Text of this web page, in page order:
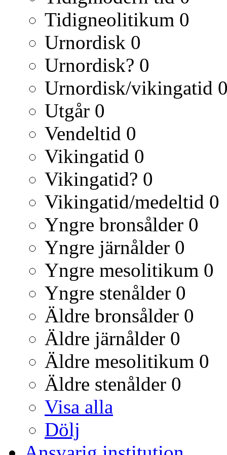
Tidigneolitikum 0
Urnordisk 0
Urnordisk? 0
Urnordisk/vikingatid
Utgår 0
Vendeltid 0
Vikingatid 0
Vikingatid? 0
Vikingatid/medeltid 0
Yngre bronsålder 0
Yngre järnålder 0
Yngre mesolitikum 0
Yngre stenålder 0
Äldre bronsålder 0
Äldre järnålder 0
Äldre mesolitikum 0
Äldre stenålder 0
Visa alla
Dölj